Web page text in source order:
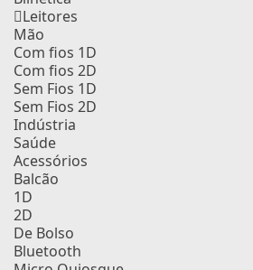
Leitores
Mão
Com fios 1D
Com fios 2D
Sem Fios 1D
Sem Fios 2D
Indústria
Saúde
Acessórios
Balcão
1D
2D
De Bolso
Bluetooth